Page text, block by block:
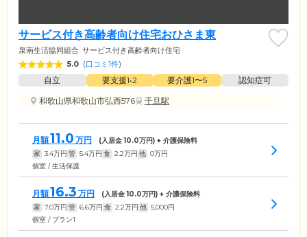
サービス付き高齢者向け住宅おひさま東
泉南生活協同組合 サービス付き高齢者向け住宅
5.0 (口コミ1件)
自立 要支援1•2 要介護1〜5
認知症可
和歌山県和歌山市弘西576
千旦駅
月額11.0 万円 (入居金10.0万円) + 介護保険料
家 3.4万円 管 5.4万円 食 2.2万円 他 0万円
個室 / 生活保護
月額16.3 万円 (入居金10.0万円) + 介護保険料
家 7.0万円 管 6.6万円 食 2.2万円 他 5,000円
個室 / プラン1